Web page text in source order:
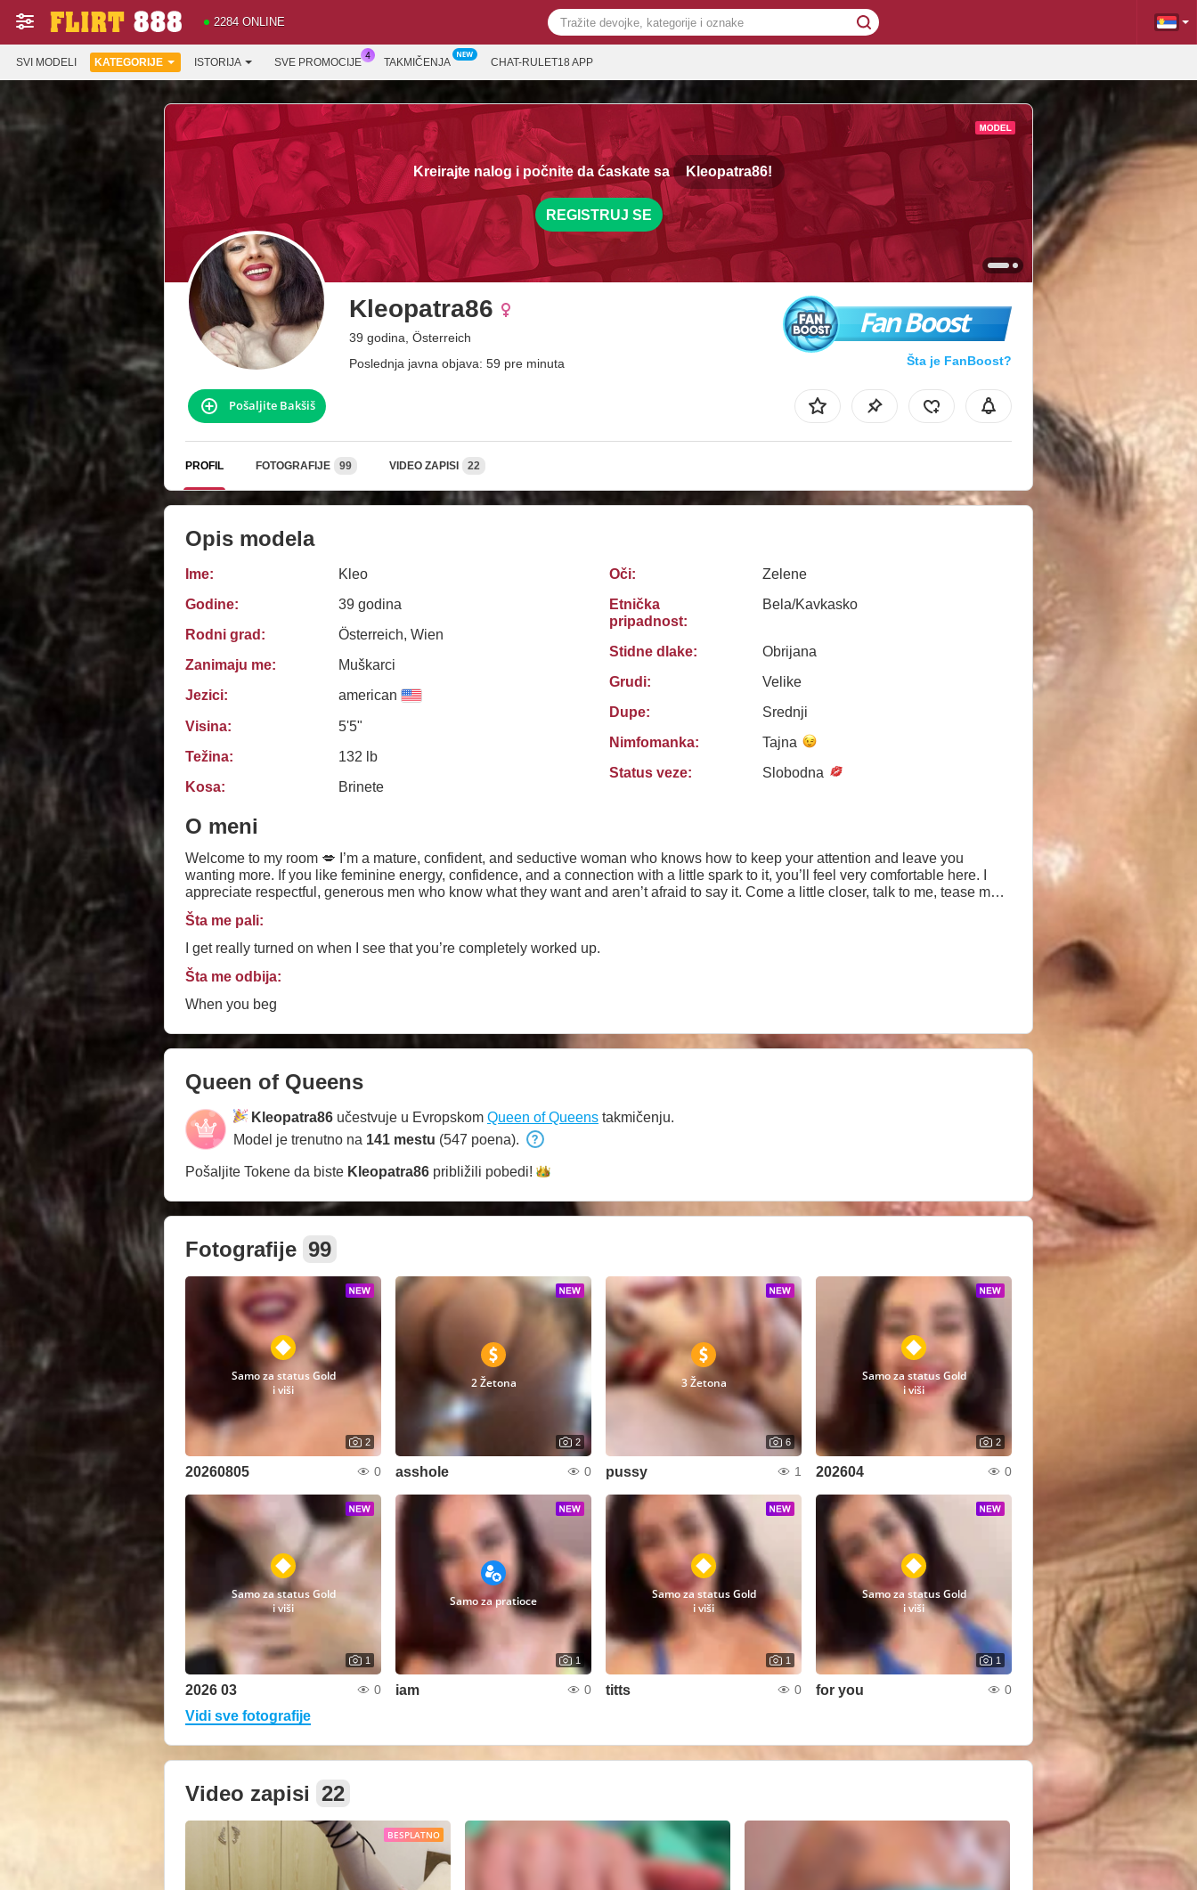
2284 ONLINE
SVI MODELI KATEGORIJE ISTORIJA SVE PROMOCIJE TAKMIČENJA CHAT-RULET18 APP
Kreirajte nalog i počnite da ćaskate sa Kleopatra86!
REGISTRUJ SE
Kleopatra86
39 godina, Österreich
Poslednja javna objava: 59 pre minuta
Fan Boost
Šta je FanBoost?
Pošaljite Bakšiš
PROFIL FOTOGRAFIJE 99 VIDEO ZAPISI 22
Opis modela
Ime:
Kleo
Godine:
39 godina
Rodni grad:
Österreich, Wien
Zanimaju me:
Muškarci
Jezici:
american
Visina:
5'5"
Težina:
132 lb
Kosa:
Brinete
Oči:
Zelene
Etnička
pripadnost:
Bela/Kavkasko
Stidne dlake:
Obrijana
Grudi:
Velike
Dupe:
Srednji
Nimfomanka:
Tajna
Status veze:
Slobodna
O meni
Welcome to my room 💋 I’m a mature, confident, and seductive woman who knows how to keep your attention and leave you
wanting more. If you like feminine energy, confidence, and a connection with a little spark to it, you’ll feel very comfortable here. I
appreciate respectful, generous men who know what they want and aren’t afraid to say it. Come a little closer, talk to me, tease me,
and let’s enjoy the moment together. With me, it’s not about rushing. It’s about chemistry, temptation, and knowing how to enjoy the
company of a real woman. ❤️
Šta me pali:
I get really turned on when I see that you’re completely worked up.
Šta me odbija:
When you beg
Queen of Queens
Kleopatra86 učestvuje u Evropskom Queen of Queens takmičenju.
Model je trenutno na 141 mestu (547 poena).
Pošaljite Tokene da biste Kleopatra86 približili pobedi!
Fotografije 99
Samo za status Gold
i viši
2
20260805 0
2 Žetona
2
asshole 0
3 Žetona
6
pussy 1
Samo za status Gold
i viši
2
202604 0
Samo za status Gold
i viši
1
2026 03 0
Samo za pratioce
1
iam 0
Samo za status Gold
i viši
1
titts 0
Samo za status Gold
i viši
1
for you 0
Vidi sve fotografije
Video zapisi 22
BESPLATNO